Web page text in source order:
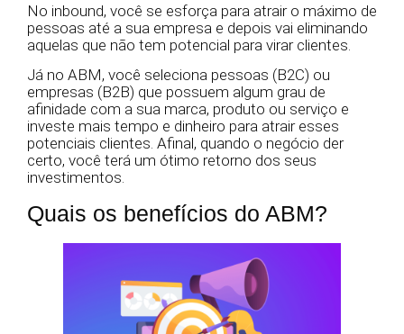
No inbound, você se esforça para atrair o máximo de
pessoas até a sua empresa e depois vai eliminando
aquelas que não tem potencial para virar clientes.
Já no ABM, você seleciona pessoas (B2C) ou
empresas (B2B) que possuem algum grau de
afinidade com a sua marca, produto ou serviço e
investe mais tempo e dinheiro para atrair esses
potenciais clientes. Afinal, quando o negócio der
certo, você terá um ótimo retorno dos seus
investimentos.
Quais os benefícios do ABM?